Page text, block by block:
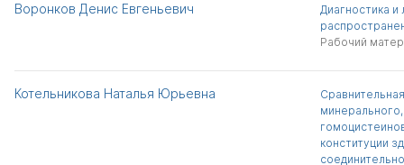
Воронков Денис Евгеньевич
Диагностика и
Рабочий
Котельникова Наталья Юрьевна
конституции